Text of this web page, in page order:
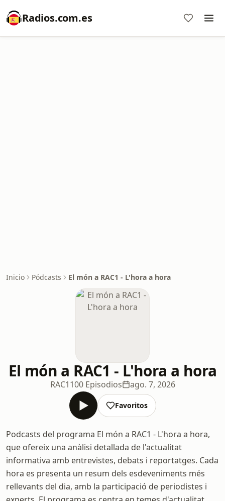
Radios.com.es
Inicio Pódcasts El món a RAC1 - L'hora a hora
El món a RAC1 - L'hora a hora
RAC1100 Episodios ago. 7, 2026
Favoritos
Podcasts del programa El món a RAC1 - L'hora a hora,
que ofereix una anàlisi detallada de l'actualitat
informativa amb entrevistes, debats i reportatges. Cada
hora es presenta un resum dels esdeveniments més
rellevants del dia, amb la participació de periodistes i